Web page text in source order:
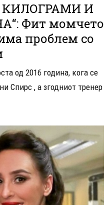
КИЛОГРАМИ И
Фит момчето
проблем со
од 2016 година, кога се
Спирс , а згодниот тренер